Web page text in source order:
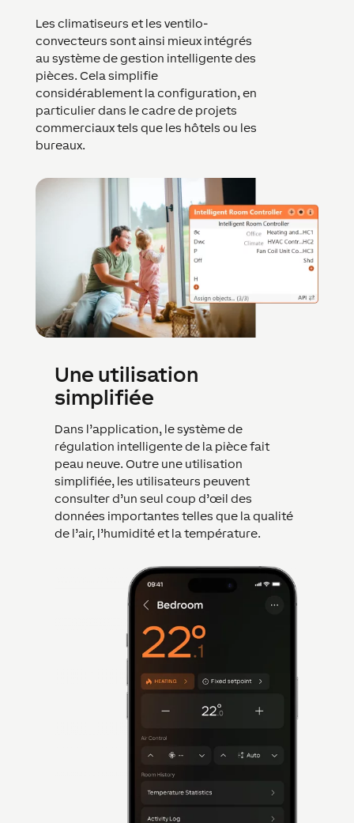
Les climatiseurs et les ventilo-
convecteurs sont ainsi mieux intégrés
au système de gestion intelligente des
pièces. Cela simplifie
considérablement la configuration, en
particulier dans le cadre de projets
commerciaux tels que les hôtels ou les
bureaux.
Une utilisation
simplifiée
Dans l’application, le système de
régulation intelligente de la pièce fait
peau neuve. Outre une utilisation
simplifiée, les utilisateurs peuvent
consulter d’un seul coup d’œil des
données importantes telles que la qualité
de l’air, l’humidité et la température.